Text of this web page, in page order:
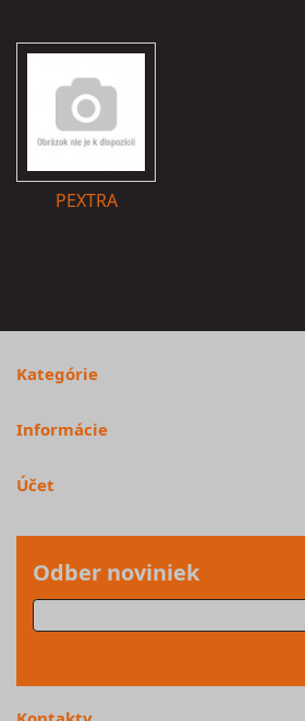
PEXTRA
Kategórie
Informácie
Účet
Odber noviniek